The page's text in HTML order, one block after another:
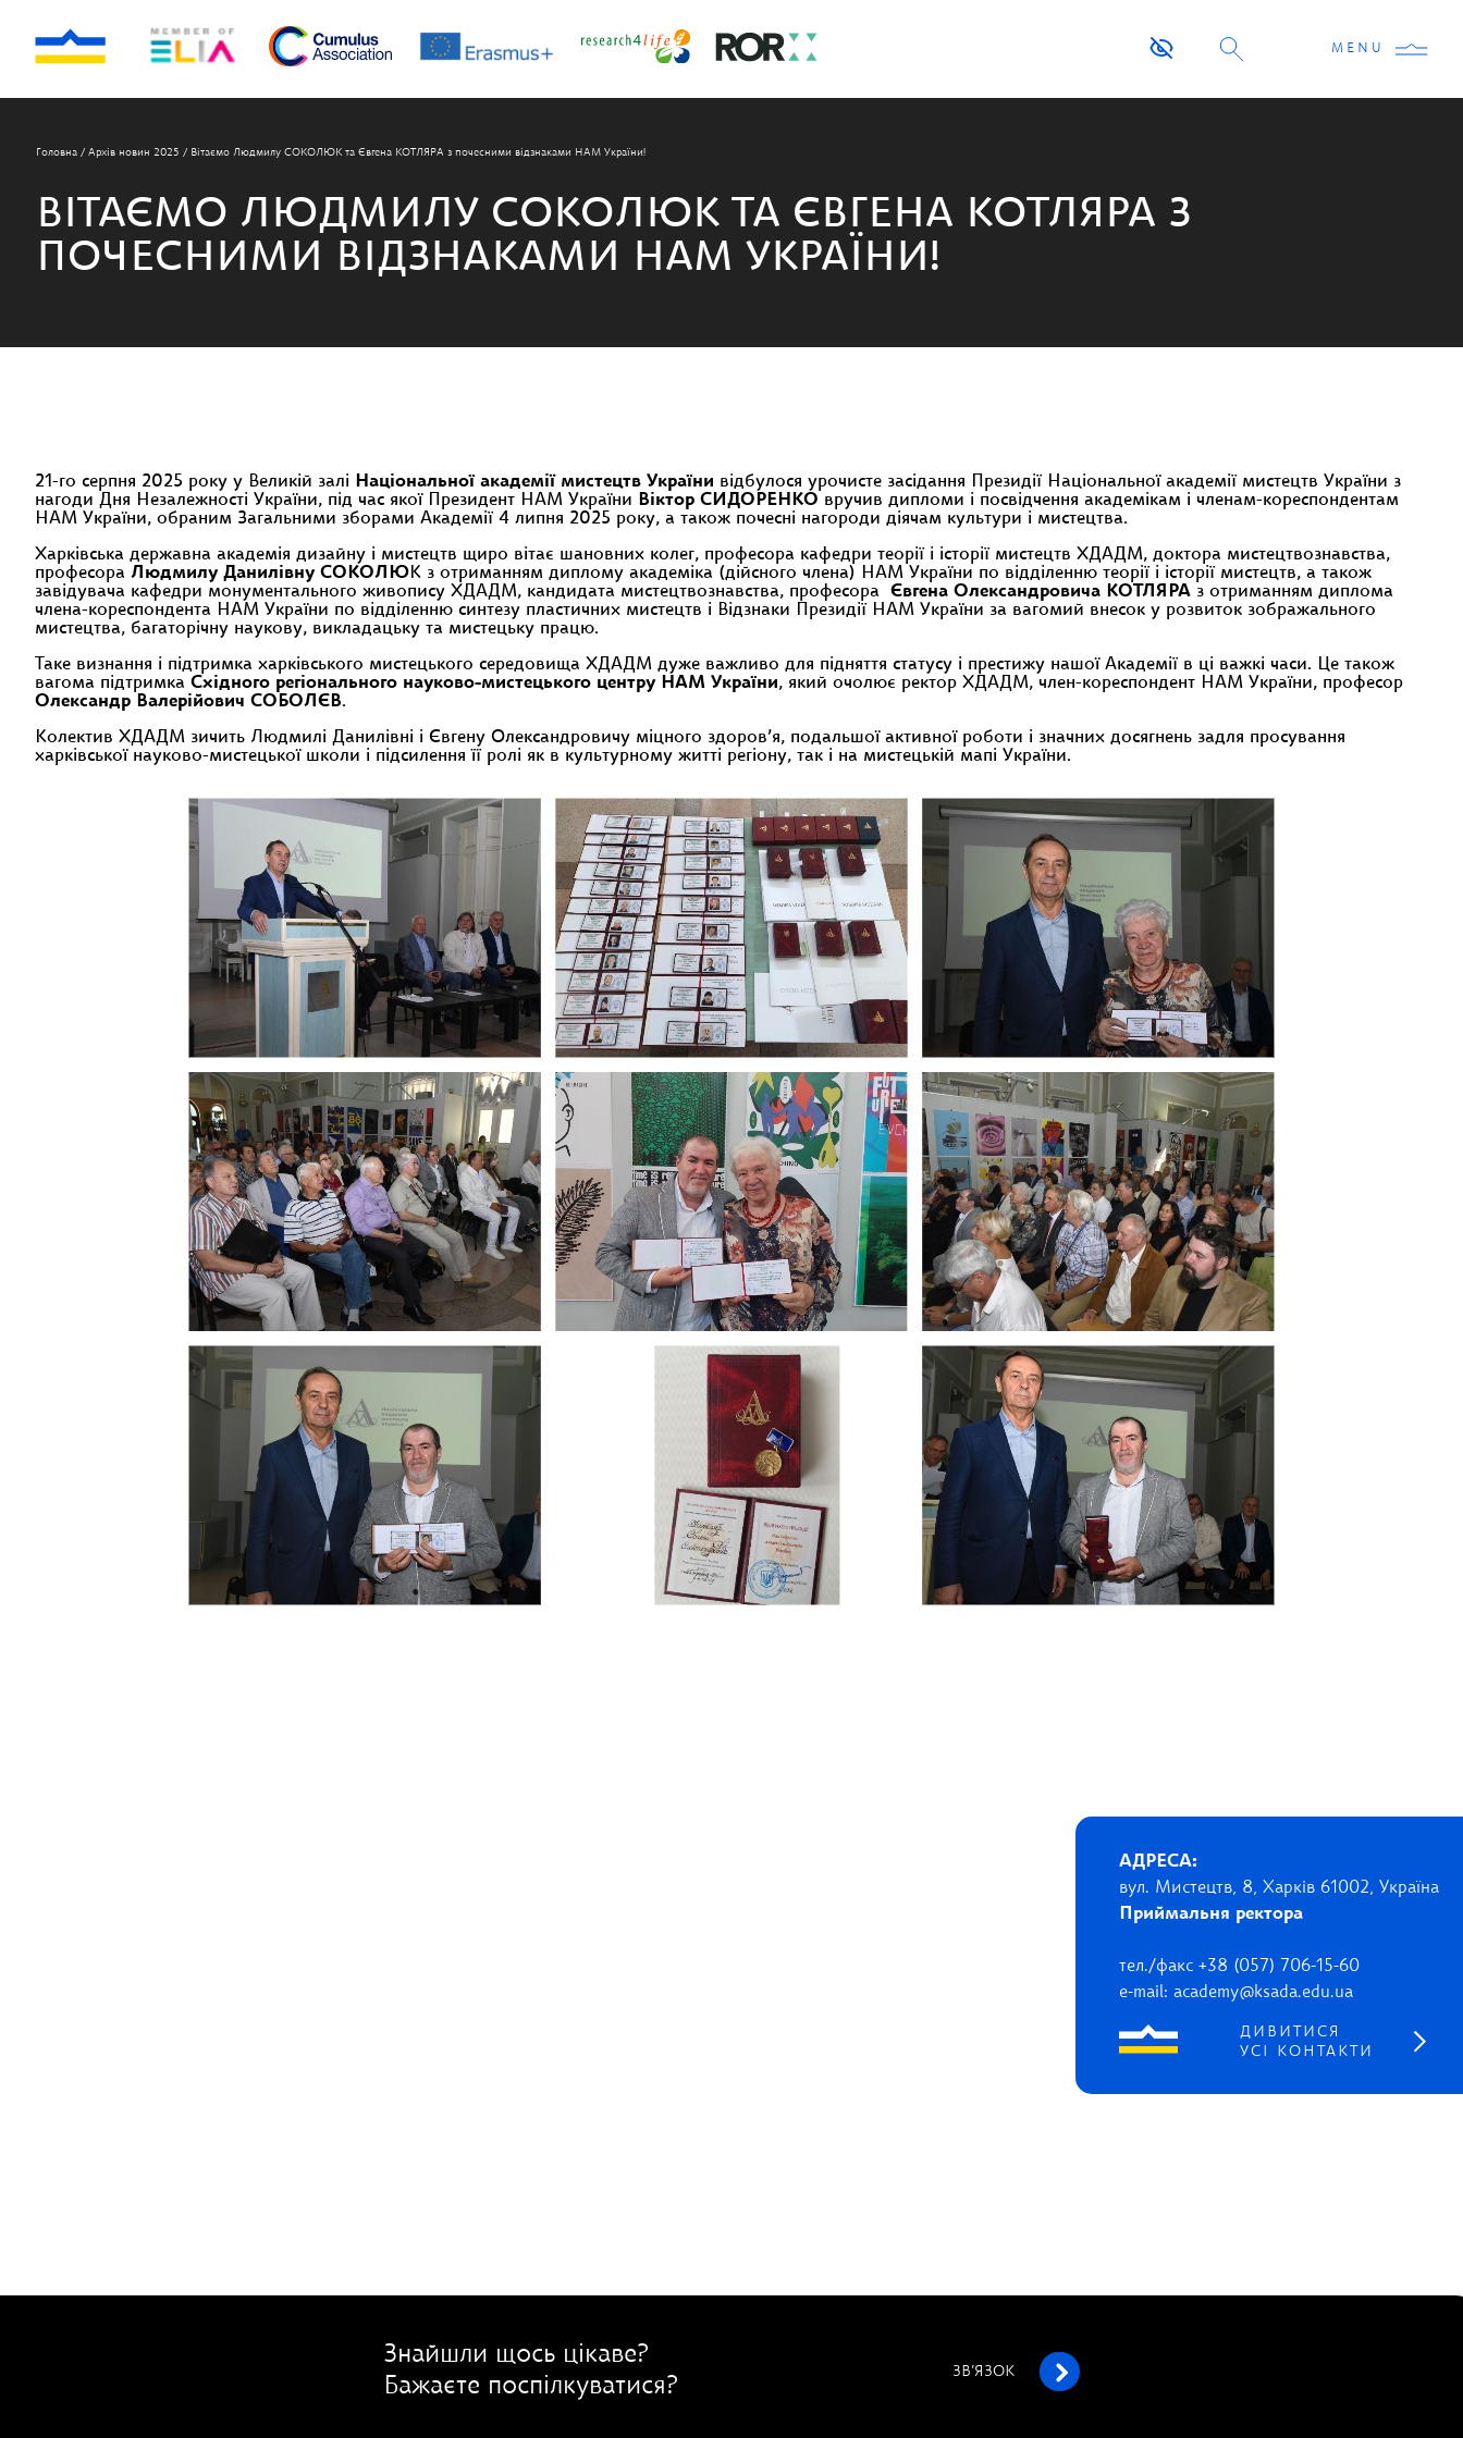
MENU
Головна / Архів новин 2025 / Вітаємо Людмилу СОКОЛЮК та Євгена КОТЛЯРА з почесними відзнаками НАМ України!
ВІТАЄМО ЛЮДМИЛУ СОКОЛЮК ТА ЄВГЕНА КОТЛЯРА З
ПОЧЕСНИМИ ВІДЗНАКАМИ НАМ УКРАЇНИ!
21-го серпня 2025 року у Великій залі Національної академії мистецтв України відбулося урочисте засідання Президії Національної академії мистецтв України з
нагоди Дня Незалежності України, під час якої Президент НАМ України
Віктор СИДОРЕНКО вручив дипломи і посвідчення академікам і членам-кореспондентам
НАМ України, обраним Загальними зборами Академії 4 липня 2025 року, а також почесні нагороди діячам культури і мистецтва.
Харківська державна академія дизайну і мистецтв щиро вітає шановних колег, професора кафедри теорії і історії мистецтв ХДАДМ, доктора мистецтвознавства,
професора Людмилу Данилівну СОКОЛЮ К з отриманням диплому академіка (дійсного члена) НАМ України по відділенню теорії і історії мистецтв, а також
завідувача кафедри монументального живопису ХДАДМ, кандидата мистецтвознавства, професора Євгена Олександровича КОТЛЯРА з отриманням диплома
члена-кореспондента НАМ України по відділенню синтезу пластичних мистецтв і Відзнаки Президії НАМ України за вагомий внесок у розвиток зображального
мистецтва, багаторічну наукову, викладацьку та мистецьку працю.
Таке визнання і підтримка харківського мистецького середовища ХДАДМ дуже важливо для підняття статусу і престижу нашої Академії в ці важкі часи. Це також
вагома підтримка Східного регіонального науково-мистецького центру НАМ України, який очолює ректор ХДАДМ, член-кореспондент НАМ України, професор
Олександр Валерійович СОБОЛЄВ.
Колектив ХДАДМ зичить Людмилі Данилівні і Євгену Олександровичу міцного здоров’я, подальшої активної роботи і значних досягнень задля просування
харківської науково-мистецької школи і підсилення її ролі як в культурному житті регіону, так і на мистецькій мапі України.
АДРЕСА:
вул. Мистецтв, 8, Харків 61002, Україна
Приймальня ректора
тел./факс +38 (057) 706-15-60
e-mail: academy@ksada.edu.ua
ДИВИТИСЯ
УСІ КОНТАКТИ
Знайшли щось цікаве?
Бажаєте поспілкуватися?
ЗВ’ЯЗОК